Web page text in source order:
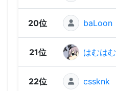
20位 baLoon
21位 はむはむ
22位 cssknk